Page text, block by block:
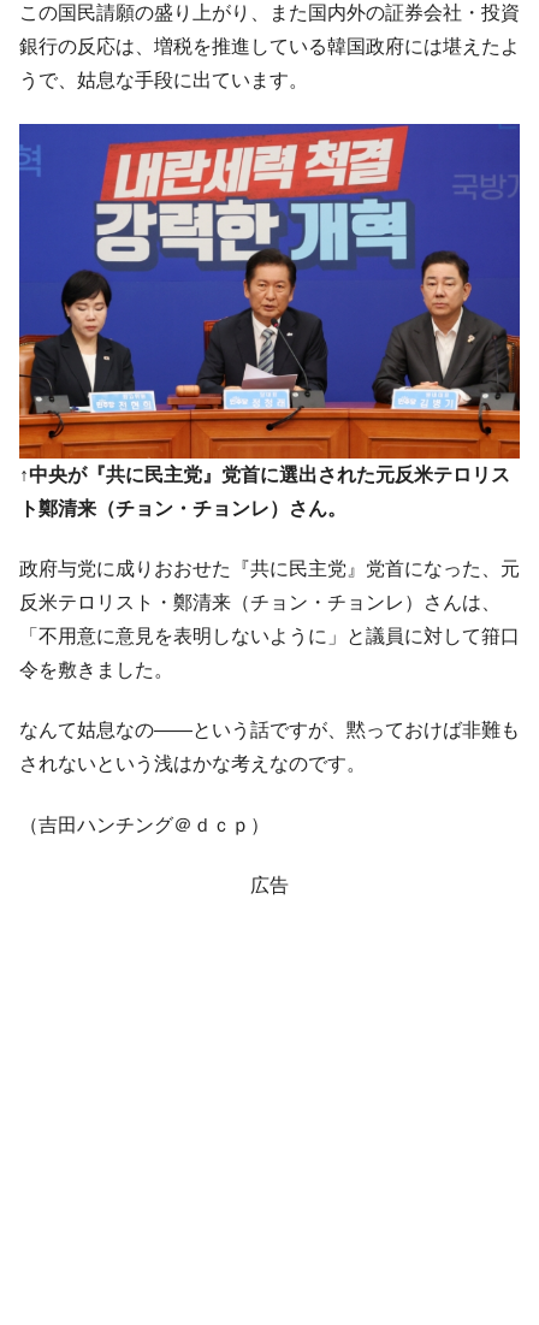
この国民請願の盛り上がり、また国内外の証券会社・投資
銀行の反応は、増税を推進している韓国政府には堪えたよ
うで、姑息な手段に出ています。
↑中央が『共に民主党』党首に選出された元反米テロリス
ト鄭清来（チョン・チョンレ）さん。
政府与党に成りおおせた『共に民主党』党首になった、元
反米テロリスト・鄭清来（チョン・チョンレ）さんは、
「不用意に意見を表明しないように」と議員に対して箝口
令を敷きました。
なんて姑息なの――という話ですが、黙っておけば非難も
されないという浅はかな考えなのです。
（吉田ハンチング＠ｄｃｐ）
広告